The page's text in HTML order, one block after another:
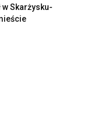
w Skarżysku-